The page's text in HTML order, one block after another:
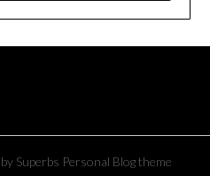
Superbs Personal Blog theme